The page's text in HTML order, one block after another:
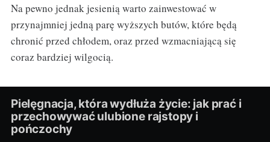
Na pewno jednak jesienią warto zainwestować w
przynajmniej jedną parę wyższych butów, które będą
chronić przed chłodem, oraz przed wzmacniającą się
coraz bardziej wilgocią.
Pielęgnacja, która wydłuża życie: jak prać i
przechowywać ulubione rajstopy i
pończochy